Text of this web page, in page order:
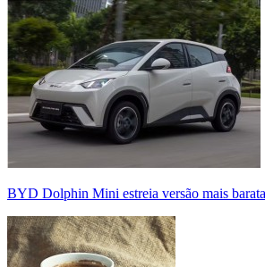
BYD Dolphin Mini estreia versão mais